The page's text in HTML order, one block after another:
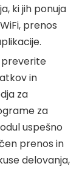
ki jih ponuja
prenos
preverite
in
za
za
uspešno
prenos in
delovanja,